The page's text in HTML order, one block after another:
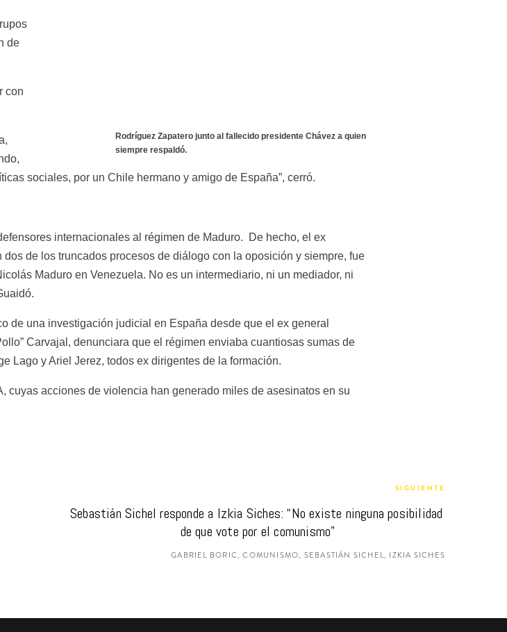
Rodríguez Zapatero junto al fallecido presidente Chávez a quien
siempre respaldó.
de
con
sociales, por un Chile hermano y amigo de España”, cerró.
internacionales al régimen de Maduro.  De hecho, el ex
de los truncados procesos de diálogo con la oposición y siempre, fue
Maduro en Venezuela. No es un intermediario, ni un mediador, ni
de una investigación judicial en España desde que el ex general
Carvajal, denunciara que el régimen enviaba cuantiosas sumas de
Lago y Ariel Jerez, todos ex dirigentes de la formación.
cuyas acciones de violencia han generado miles de asesinatos en su
SIGUIENTE
Sebastián Sichel responde a Izkia Siches: “No existe ninguna posibilidad
de que vote por el comunismo"
GABRIEL BORIC, COMUNISMO, SEBASTIÁN SICHEL, IZKIA SICHES